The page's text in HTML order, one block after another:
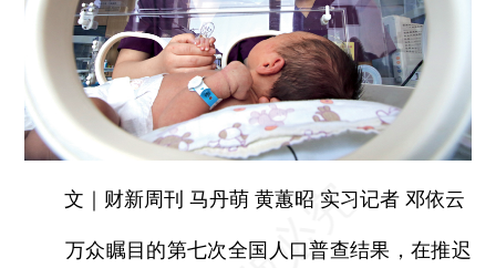
文｜财新周刊 马丹萌 黄蕙昭 实习记者 邓依云
万众瞩目的第七次全国人口普查结果，在推迟